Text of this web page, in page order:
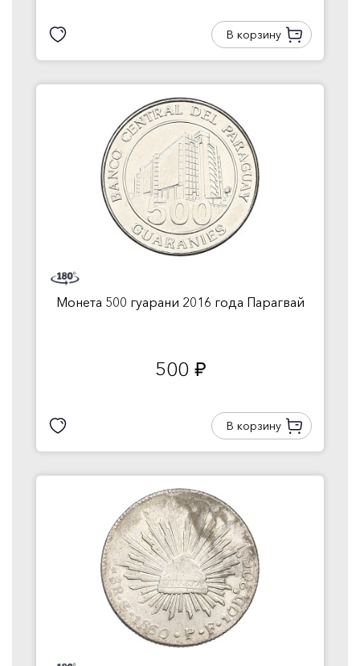
В корзину
Монета 500 гуарани 2016 года Парагвай
500 руб.
В корзину